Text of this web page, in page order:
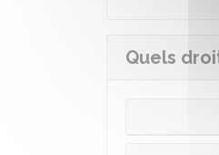
Quels